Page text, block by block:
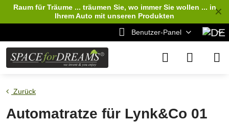
✕
Raum für Träume ... träumen Sie, wo immer Sie wollen ... in
Ihrem Auto mit unseren Produkten
Benutzer-Panel
Zurück
Automatratze für Lynk&Co 01